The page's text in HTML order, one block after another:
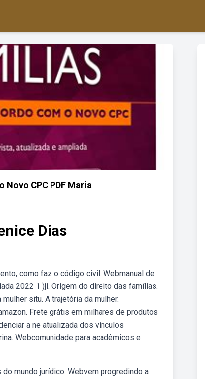
CPC PDF Maria
Dias
como faz o código civil. Webmanual de
2022 1 )ji. Origem do direito das famílias.
situ. A trajetória da mulher.
Frete grátis em milhares de produtos
a ne­ atualizada dos vínculos
Webcomunidade para acadêmicos e
mundo jurídico. Webvem progredindo a